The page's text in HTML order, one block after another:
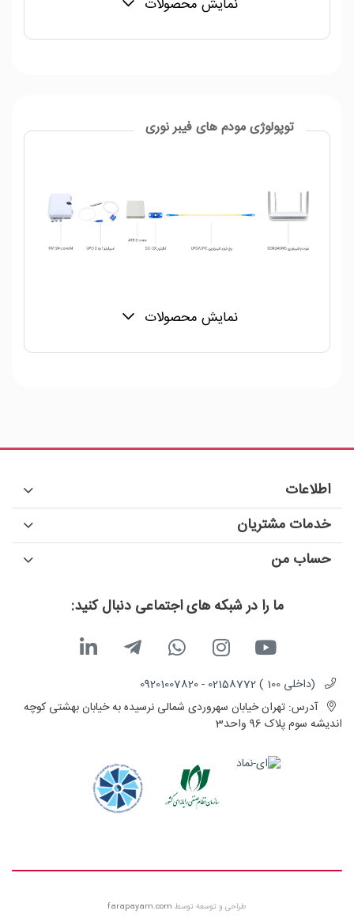
نمایش محصولات
توپولوژی مودم های فیبر نوری
نمایش محصولات
ما را در شبکه های اجتماعی دنبال کنید:
(داخلی 100 ) 02158772 - 09201007820
آدرس: تهران خیابان سهروردی شمالی نرسیده به خیابان بهشتی کوچه
اندیشه سوم پلاک 96 واحد3
اطلاعات
خدمات مشتریان
حساب من
طراحی و توسعه توسط farapayam.com